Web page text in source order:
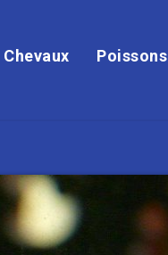
Chevaux Poissons